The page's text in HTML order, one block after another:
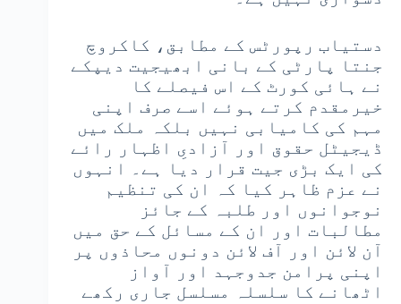
دستیاب رپورٹس کے مطابق، کاکروچ
جنتا پارٹی کے بانی ابھیجیت دیپکے
نے ہائی کورٹ کے اس فیصلے کا
خیرمقدم کرتے ہوئے اسے صرف اپنی
مہم کی کامیابی نہیں بلکہ ملک میں
ڈیجیٹل حقوق اور آزادیِ اظہار رائے
کی ایک بڑی جیت قرار دیا ہے۔ انہوں
نے عزم ظاہر کیا کہ ان کی تنظیم
نوجوانوں اور طلبہ کے جائز
مطالبات اور ان کے مسائل کے حق میں
آن لائن اور آف لائن دونوں محاذوں پر
اپنی پرامن جدوجہد اور آواز
اٹھانے کا سلسلہ مسلسل جاری رکھے